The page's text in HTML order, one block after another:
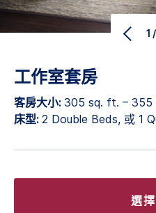
工作室套房
客房大小: 305 sq. ft. – 355
床型: 2 Double Beds, 或 1
選